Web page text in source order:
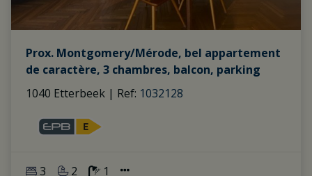
Prox. Montgomery/Mérode, bel appartement
de caractère, 3 chambres, balcon, parking
1040 Etterbeek | Ref: 1032128
3 2 1